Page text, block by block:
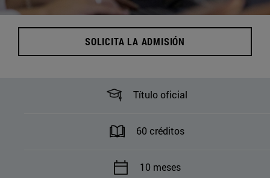
SOLICITA LA ADMISIÓN
Título oficial
60 créditos
10 meses